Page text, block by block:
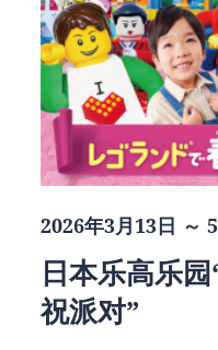
2026年3月13日 ～
日本乐高乐
祝派对”